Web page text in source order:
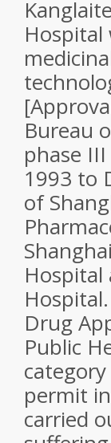
Bureau
phase
1993 to
of
Hospital
Drug
Public
permit
carried